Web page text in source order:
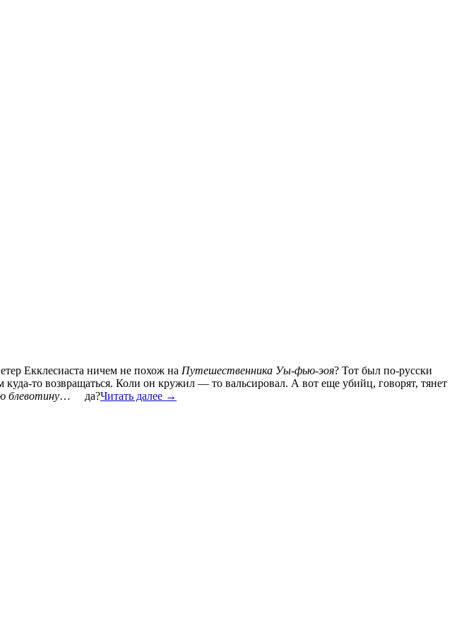
Екклесиаста ничем не похож на Путешественника Уы-фью-эоя? Тот был по-русски
то возвращаться. Коли он кружил — то вальсировал. А вот еще убийц, говорят, тянет
блевотину… да?Читать далее →